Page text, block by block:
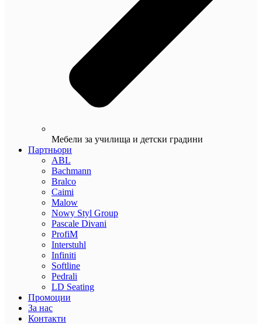
Мебели за училища и детски градини
Партньори
ABL
Bachmann
Bralco
Caimi
Malow
Nowy Styl Group
Pascale Divani
ProfiM
Interstuhl
Infiniti
Softline
Pedrali
LD Seating
Промоции
За нас
Контакти